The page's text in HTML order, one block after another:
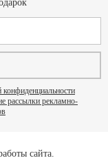
рассылки рекламно-
сайта.